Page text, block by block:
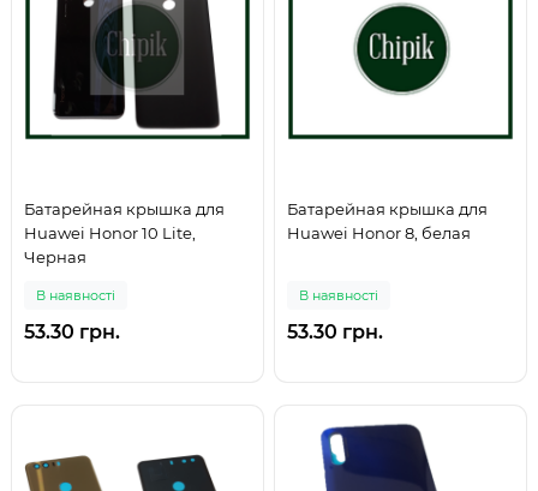
Батарейная крышка для
Huawei Honor 10 Lite,
Черная
В наявності
53.30 грн.
Батарейная крышка для
Huawei Honor 8, белая
В наявності
53.30 грн.